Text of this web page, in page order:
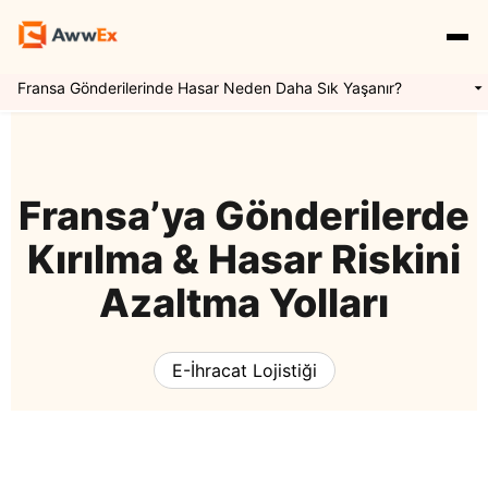
Yurtdışı Kargo
E İhracat Lojistiği
Özellikler
Express Kargo
Awwex Nedir ?
Uluslararası Taşımacılık
Fransa’ya Gönderilerde
Kırılma & Hasar Riskini
Azaltma Yolları
E-İhracat Lojistiği
Fransa Gönderilerinde Hasar Neden Daha Sık Yaşanır?